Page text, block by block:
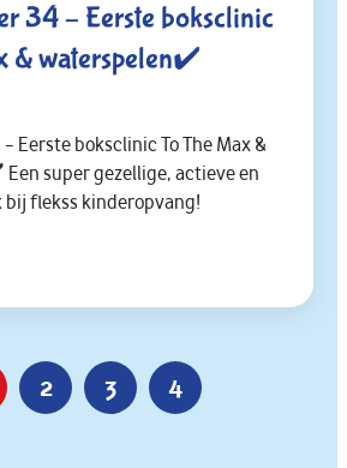
34 – Eerste boksclinic
& waterspelen✔️
Eerste boksclinic To The Max &
super gezellige, actieve en
bij flekss kinderopvang!
2 3 4